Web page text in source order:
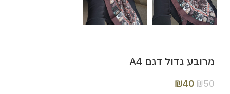
מרובע גדול דגם A4
₪50
₪40